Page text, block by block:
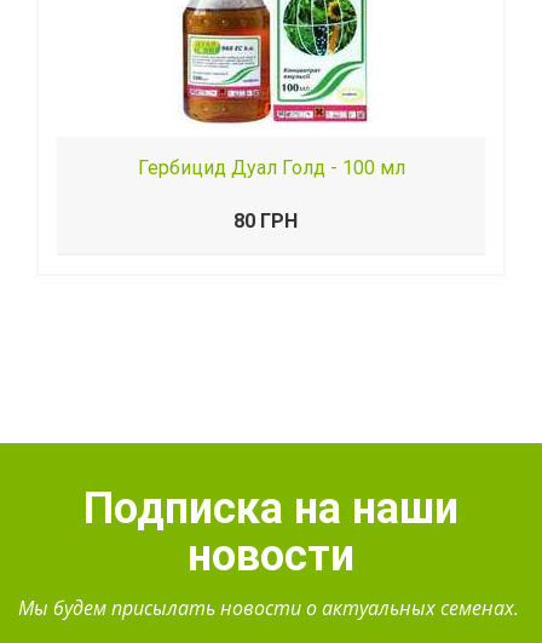
Гербицид Дуал Голд - 100 мл
80 ГРН
Подписка на наши
новости
Мы будем присылать новости о актуальных семенах.